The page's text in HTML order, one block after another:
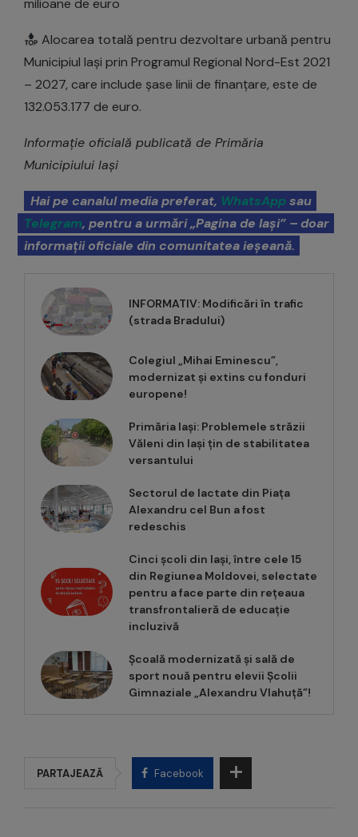
milioane de euro
Alocarea totală pentru dezvoltare urbană pentru
Municipiul Iași prin Programul Regional Nord-Est 2021
– 2027, care include șase linii de finanțare, este de
132.053.177 de euro.
Informație oficială publicată de Primăria
Municipiului Iași
Hai pe canalul media preferat, WhatsAppsau
Telegram, pentru a urmări „Pagina de Iași” – doar
informații oficiale din comunitatea ieșeană.
INFORMATIV: Modificări în trafic
(strada Bradului)
Colegiul „Mihai Eminescu”,
modernizat și extins cu fonduri
europene!
Primăria Iași: Problemele străzii
Văleni din Iași țin de stabilitatea
versantului
Sectorul de lactate din Piața
Alexandru cel Bun a fost
redeschis
Cinci școli din Iași, între cele 15
din Regiunea Moldovei, selectate
pentru a face parte din rețeaua
transfrontalieră de educație
incluzivă
Școală modernizată și sală de
sport nouă pentru elevii Școlii
Gimnaziale „Alexandru Vlahuță”!
PARTAJEAZĂ Facebook